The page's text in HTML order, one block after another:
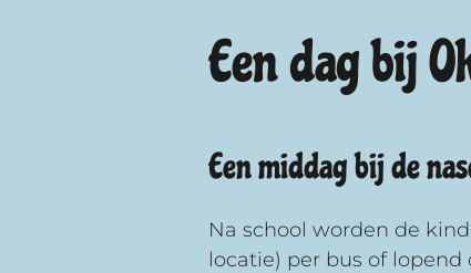
Een dag bij
Een middag bij de
Na school worden de
locatie) per bus of lopend